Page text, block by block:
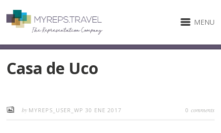
MENU
Casa de Uco
by MYREPS_USER_WP30 ENE 2017 0 comments